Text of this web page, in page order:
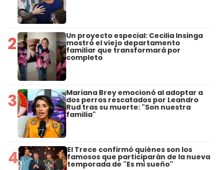
2 Un proyecto especial: Cecilia Insinga
mostró el viejo departamento
familiar que transformará por
completo
3 Mariana Brey emocionó al adoptar a
dos perros rescatados por Leandro
Rud tras su muerte: "Son nuestra
familia"
4 El Trece confirmó quiénes son los
famosos que participarán de la nueva
temporada de "Es mi sueño"